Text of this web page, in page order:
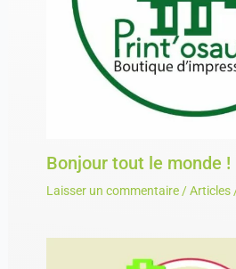
Bonjour tout le monde !
Laisser un commentaire /Articles